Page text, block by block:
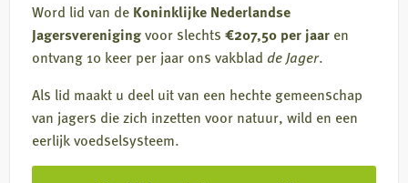
Word lid van de Koninklijke Nederlandse
Jagersverenigingvoor slechts €207,50 per jaar en
ontvang 10 keer per jaar ons vakblad de Jager.
Als lid maakt u deel uit van een hechte gemeenschap
van jagers die zich inzetten voor natuur, wild en een
eerlijk voedselsysteem.